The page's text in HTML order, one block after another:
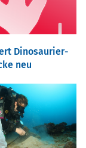
Dinosaurier-
neu